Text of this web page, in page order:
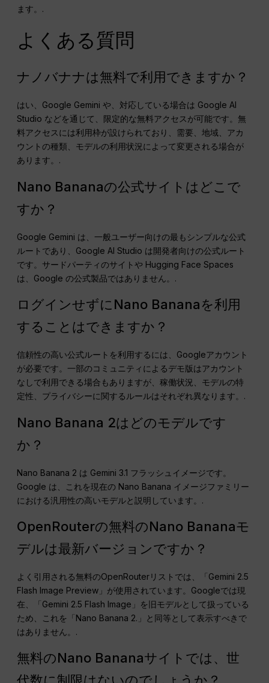
ます。.
よくある質問
ナノバナナは無料で利用できますか？
はい、Google Gemini や、対応している場合は Google AI
Studio などを通じて、限定的な無料アクセスが可能です。無
料アクセスには利用枠が設けられており、需要、地域、アカ
ウントの種類、モデルの利用状況によって変更される場合が
あります。.
Nano Bananaの公式サイトはどこで
すか？
Google Gemini は、一般ユーザー向けの最もシンプルな公式
ルートであり、Google AI Studio は開発者向けの公式ルート
です。サードパーティのサイトや Hugging Face Spaces
は、Google の公式製品ではありません。.
ログインせずにNano Bananaを利用
することはできますか？
信頼性の高い公式ルートを利用するには、Googleアカウント
が必要です。一部のコミュニティによるデモ版はアカウント
なしで利用できる場合もありますが、稼働状況、モデルの特
定性、プライバシーに関するルールはそれぞれ異なります。.
Nano Banana 2はどのモデルです
か？
Nano Banana 2 は Gemini 3.1 フラッシュイメージです。
Google は、これを現在の Nano Banana イメージファミリー
における汎用性の高いモデルと説明しています。.
OpenRouterの無料のNano Bananaモ
デルは最新バージョンですか？
よく引用される無料のOpenRouterリストでは、「Gemini 2.5
Flash Image Preview」が使用されています。Googleでは現
在、「Gemini 2.5 Flash Image」を旧モデルとして扱っている
ため、これを「Nano Banana 2.」と同等として表示すべきで
はありません。.
無料のNano Bananaサイトでは、世